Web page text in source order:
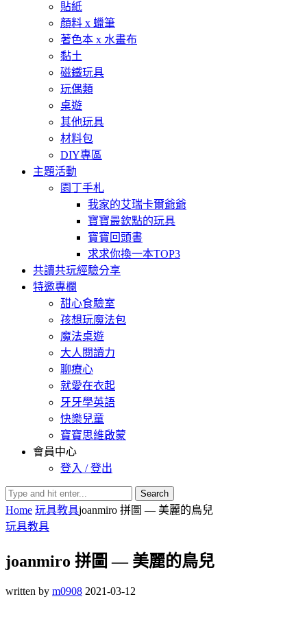
貼紙
顏料 x 蠟筆
著色本 x 水畫布
黏土
磁鐵玩具
玩偶類
桌遊
其他玩具
材料包
DIY專區
主題活動
園丁手札
我家的艾瑞卡爾爺爺
寶寶最欽點的玩具
寶寶回頭書
求求你換一本TOP3
共讀共玩經驗分享
特邀專欄
甜心食驗室
孩想玩魔法包
魔法桌遊
大人閱讀力
聊療心
就愛在衣起
牙牙學英語
快樂兒童
寶寶思維啟蒙
會員中心
登入 / 登出
Search
Home 玩具教具joanmiro 拼圖 — 美麗的鳥兒
玩具教具
joanmiro 拼圖 — 美麗的鳥兒
written by m0908 2021-03-12